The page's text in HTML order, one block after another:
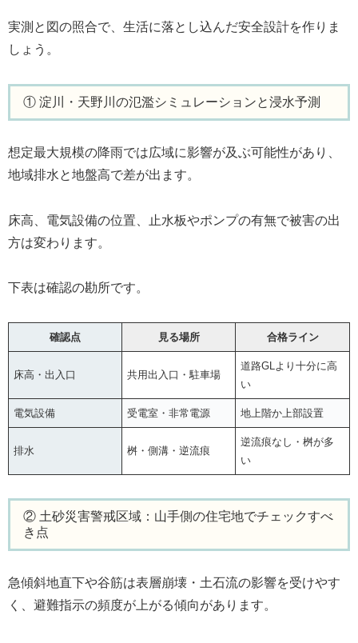
実測と図の照合で、生活に落とし込んだ安全設計を作りま
しょう。
① 淀川・天野川の氾濫シミュレーションと浸水予測
想定最大規模の降雨では広域に影響が及ぶ可能性があり、
地域排水と地盤高で差が出ます。
床高、電気設備の位置、止水板やポンプの有無で被害の出
方は変わります。
下表は確認の勘所です。
確認点 見る場所 合格ライン
床高・出入口 共用出入口・駐車場
道路GLより十分に高
い
電気設備 受電室・非常電源 地上階か上部設置
排水 桝・側溝・逆流痕
逆流痕なし・桝が多
い
② 土砂災害警戒区域：山手側の住宅地でチェックすべ
き点
急傾斜地直下や谷筋は表層崩壊・土石流の影響を受けやす
く、避難指示の頻度が上がる傾向があります。